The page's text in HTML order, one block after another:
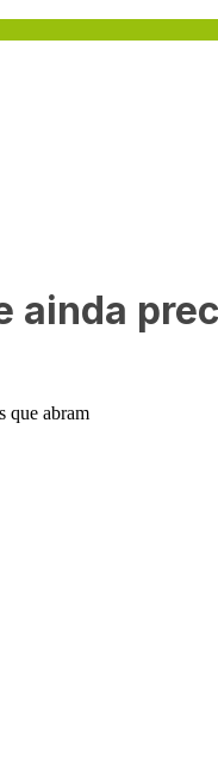
ainda
que abram